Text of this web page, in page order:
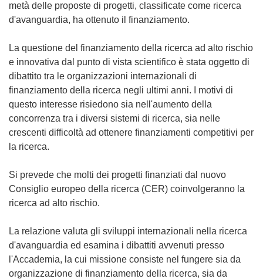
metà delle proposte di progetti, classificate come ricerca
d'avanguardia, ha ottenuto il finanziamento.
La questione del finanziamento della ricerca ad alto rischio
e innovativa dal punto di vista scientifico è stata oggetto di
dibattito tra le organizzazioni internazionali di
finanziamento della ricerca negli ultimi anni. I motivi di
questo interesse risiedono sia nell'aumento della
concorrenza tra i diversi sistemi di ricerca, sia nelle
crescenti difficoltà ad ottenere finanziamenti competitivi per
la ricerca.
Si prevede che molti dei progetti finanziati dal nuovo
Consiglio europeo della ricerca (CER) coinvolgeranno la
ricerca ad alto rischio.
La relazione valuta gli sviluppi internazionali nella ricerca
d'avanguardia ed esamina i dibattiti avvenuti presso
l'Accademia, la cui missione consiste nel fungere sia da
organizzazione di finanziamento della ricerca, sia da